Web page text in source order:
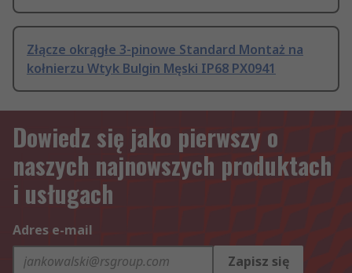
Złącze okrągłe 3-pinowe Standard Montaż na
kołnierzu Wtyk Bulgin Męski IP68 PX0941
Dowiedz się jako pierwszy o
naszych najnowszych produktach
i usługach
Adres e-mail
Zapisz się